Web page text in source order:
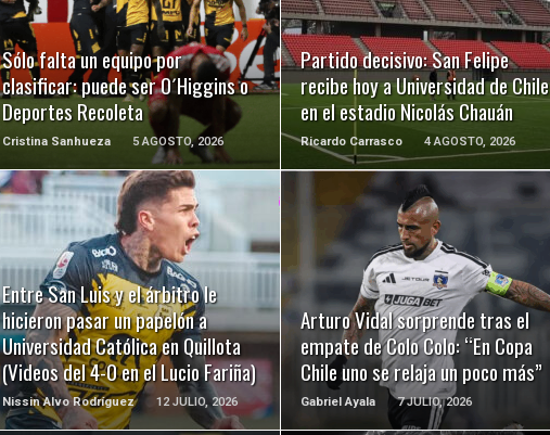
Sólo falta un equipo por
clasificar: puede ser O´Higgins o
Deportes Recoleta
Cristina Sanhueza 5 AGOSTO, 2026
LEER MÁS
Partido decisivo: San Felipe
recibe hoy a Universidad de Chile
en el estadio Nicolás Chauán
Ricardo Carrasco 4 AGOSTO, 2026
LEER MÁS
Entre San Luis y el árbitro le
hicieron pasar un papelón a
Universidad Católica en Quillota
(Videos del 4-0 en el Lucio Fariña)
Nissin Alvo Rodríguez 12 JULIO, 2026
LEER MÁS
Arturo Vidal sorprende tras el
empate de Colo Colo: “En Copa
Chile uno se relaja un poco más”
Gabriel Ayala 7 JULIO, 2026
LEER MÁS